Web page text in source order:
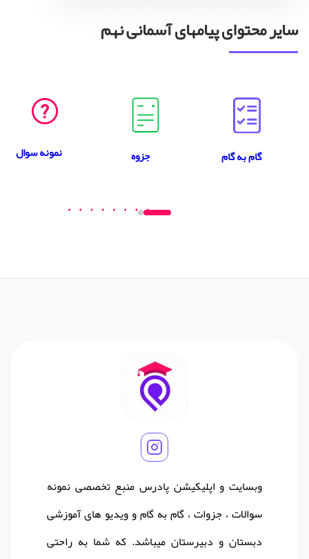
سایر محتوای پیامهای آسمانی نهم
گام به گام جزوه نمونه سوال
وبسایت و اپلیکیشن پادرس منبع تخصصی نمونه
سوالات ، جزوات ، گام به گام و ویدیو های آموزشی
دبستان و دبیرستان میباشد. که شما به راحتی